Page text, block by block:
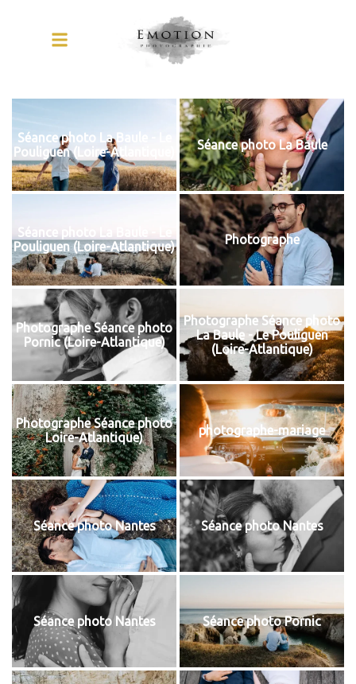
Séance photo La Baule - Le
Pouliguen (Loire-Atlantique)
Séance photo La Baule
Séance photo La Baule - Le
Pouliguen (Loire-Atlantique)
Photographe
Photographe Séance photo
Pornic (Loire-Atlantique)
Photographe Séance photo
La Baule - Le Pouliguen
(Loire-Atlantique)
Photographe Séance photo
Loire-Atlantique)
photographe-mariage
Séance photo Nantes Séance photo Nantes
Séance photo Nantes Séance photo Pornic